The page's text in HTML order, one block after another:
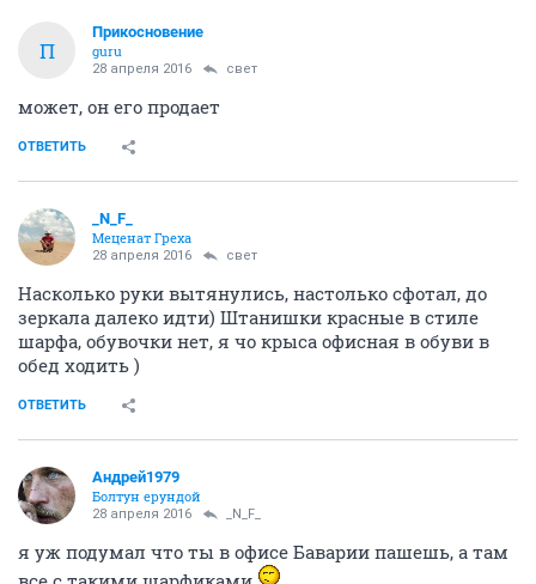
П
Прикосновение
guru
28 апреля 2016 свет
может, он его продает
ОТВЕТИТЬ
_N_F_
Меценат Греха
28 апреля 2016 свет
Насколько руки вытянулись, настолько сфотал, до
зеркала далеко идти) Штанишки красные в стиле
шарфа, обувочки нет, я чо крыса офисная в обуви в
обед ходить )
ОТВЕТИТЬ
Андрей1979
Болтун ерундой
28 апреля 2016 _N_F_
я уж подумал что ты в офисе Баварии пашешь, а там